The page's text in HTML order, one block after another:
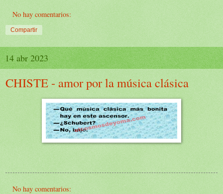
No hay comentarios:
Compartir
14 abr 2023
CHISTE - amor por la música clásica
No hay comentarios: